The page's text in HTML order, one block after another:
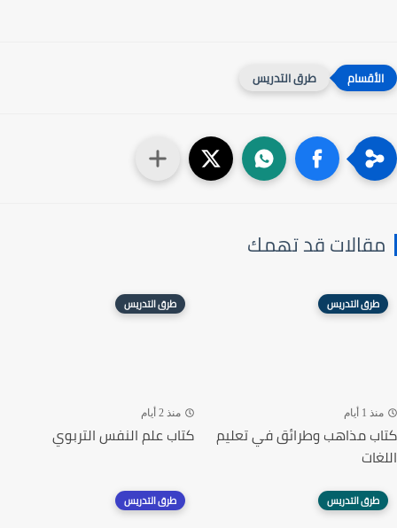
طرق التدريس
مقالات قد تهمك
طرق التدريس
منذ 1 أيام
كتاب مذاهب وطرائق في تعليم
اللغات
طرق التدريس
منذ 2 أيام
كتاب علم النفس التربوي
طرق التدريس طرق التدريس